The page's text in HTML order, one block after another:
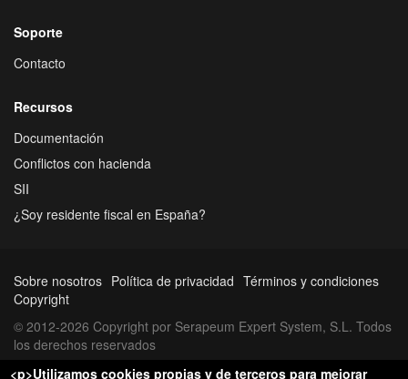
Soporte
Contacto
Recursos
Documentación
Conflictos con hacienda
SII
¿Soy residente fiscal en España?
Sobre nosotros Política de privacidad Términos y condiciones
Copyright
© 2012-2026 Copyright por Serapeum Expert System, S.L. Todos
los derechos reservados
<p>Utilizamos cookies propias y de terceros para mejorar